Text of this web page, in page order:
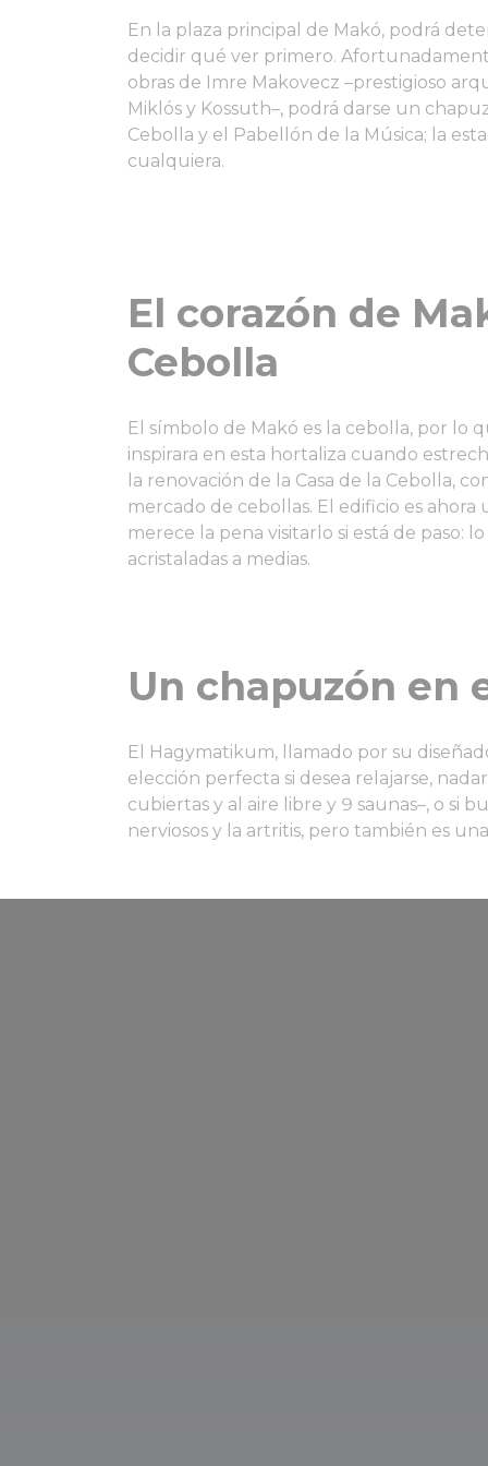
En la plaza principal de Makó, podrá
decidir qué ver primero.
obras de Imre Makovecz –prestigioso
Miklós y Kossuth–, podrá darse un
Cebolla y el Pabellón de la Música; la
cualquiera.
El corazón de
Cebolla
El símbolo de Makó es la cebolla, por lo
inspirara en esta hortaliza cuando
la renovación de la Casa de la Cebolla,
mercado de cebollas. El edificio es
merece la pena visitarlo si está de paso:
acristaladas a medias.
Un chapuzón en
El Hagymatikum, llamado por su
elección perfecta si desea relajarse,
cubiertas y al aire libre y 9 saunas–, o si
nerviosos y la artritis, pero también es